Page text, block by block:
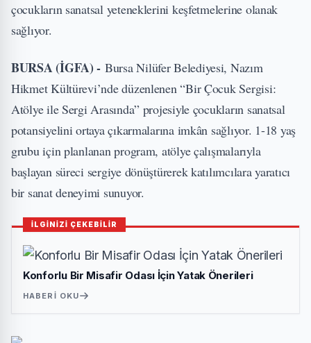
çocukların sanatsal yeteneklerini keşfetmelerine olanak
sağlıyor.
BURSA (İGFA) - Bursa Nilüfer Belediyesi, Nazım
Hikmet Kültürevi’nde düzenlenen “Bir Çocuk Sergisi:
Atölye ile Sergi Arasında” projesiyle çocukların sanatsal
potansiyelini ortaya çıkarmalarına imkân sağlıyor. 1-18 yaş
grubu için planlanan program, atölye çalışmalarıyla
başlayan süreci sergiye dönüştürerek katılımcılara yaratıcı
bir sanat deneyimi sunuyor.
İLGİNİZİ ÇEKEBİLİR
Konforlu Bir Misafir Odası İçin Yatak Önerileri
HABERI OKU